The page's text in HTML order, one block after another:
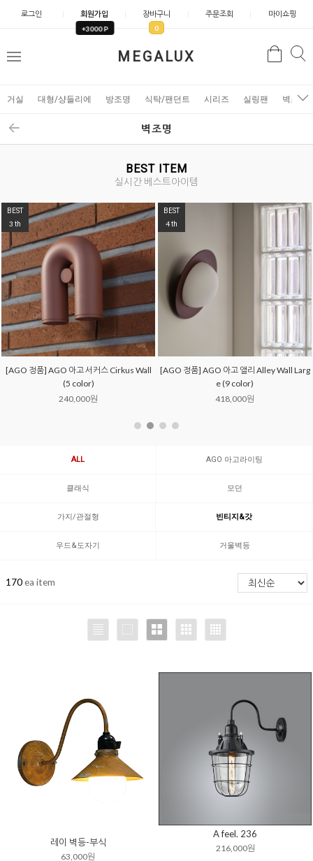
로그인 회원가입
+3000 P
장바구니
0
주문조회 마이쇼핑
MEGALUX
메
검
거실 대형/샹들리에 방조명 식탁/팬던트 시리즈 실링팬 벽조명
벽조명
BEST ITEM
실시간 베스트아이템
BEST
5 th
코노스 벽등 (3 colors)
190,000원
BEST
6th
까눌레 벽등(3Color)
240,000원
ALL AGO 아고라이팅
클래식 모던
가지/관절형 빈티지&갓
우드&도자기 거울벽등
170ea item
레이 벽등-부식
63,000원
A feel. 236
216,000원